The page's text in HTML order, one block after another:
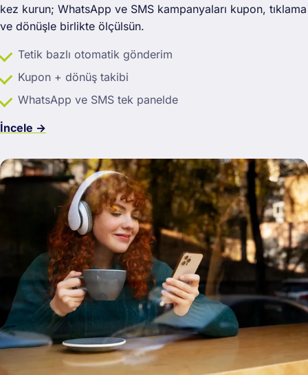
kez kurun; WhatsApp ve SMS kampanyaları kupon, tıklama
ve dönüşle birlikte ölçülsün.
Tetik bazlı otomatik gönderim
Kupon + dönüş takibi
WhatsApp ve SMS tek panelde
İncele →